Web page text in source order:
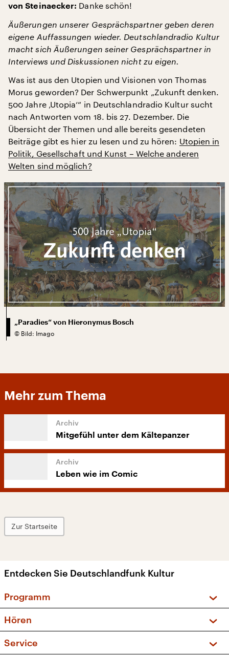
von Steinaecker: Danke schön!
Äußerungen unserer Gesprächspartner geben deren
eigene Auffassungen wieder. Deutschlandradio Kultur
macht sich Äußerungen seiner Gesprächspartner in
Interviews und Diskussionen nicht zu eigen.
Was ist aus den Utopien und Visionen von Thomas
Morus geworden? Der Schwerpunkt „Zukunft denken.
500 Jahre ‚Utopia‘“ in Deutschlandradio Kultur sucht
nach Antworten vom 18. bis 27. Dezember. Die
Übersicht der Themen und alle bereits gesendeten
Beiträge gibt es hier zu lesen und zu hören: Utopien in
Politik, Gesellschaft und Kunst – Welche anderen
Welten sind möglich?
„Paradies“ von Hieronymus Bosch
© Bild: Imago
Mehr zum Thema
Mitgefühl unter dem Kältepanzer
Leben wie im Comic
Zur Startseite
Entdecken Sie Deutschlandfunk Kultur
Programm
Sendungen und Podcasts
Musikliste
Hören
Service